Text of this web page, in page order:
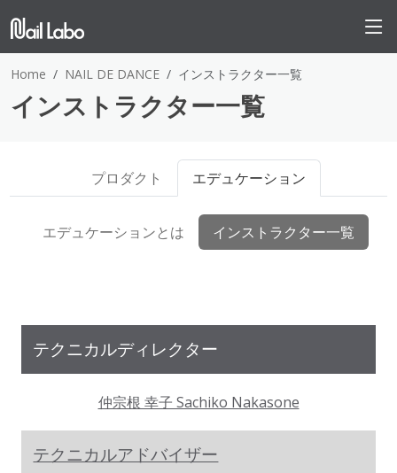
Home NAIL DE DANCE インストラクター一覧
インストラクター一覧
プロダクト エデュケーション
エデュケーションとは インストラクター一覧
テクニカルディレクター
仲宗根 幸子 Sachiko Nakasone
テクニカルアドバイザー